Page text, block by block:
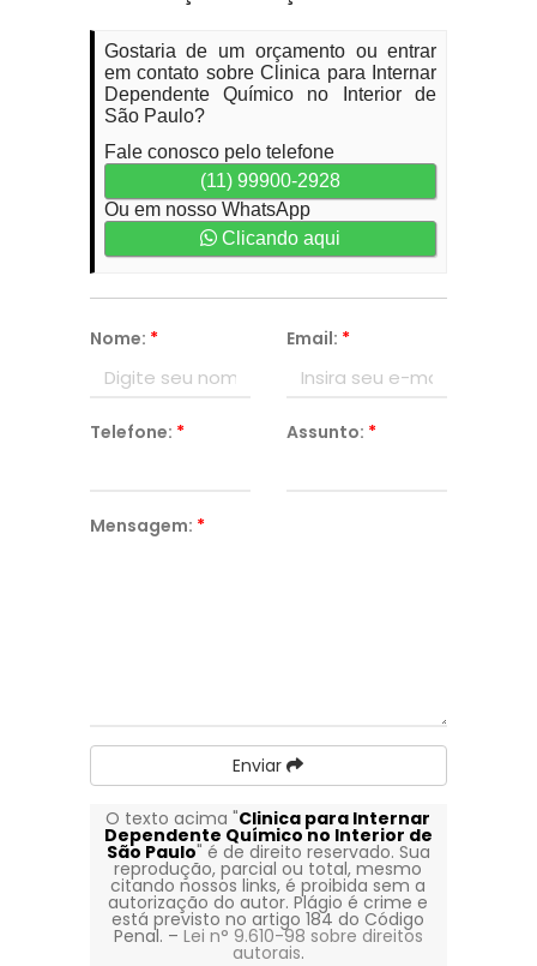
Gostaria de um orçamento ou entrar
em contato sobre Clinica para Internar
Dependente Químico no Interior de
São Paulo?
Fale conosco pelo telefone
(11) 99900-2928
Ou em nosso WhatsApp
Clicando aqui
Nome: * Email: *
Telefone: * Assunto: *
Mensagem: *
Enviar
O texto acima "Clinica para Internar
Dependente Químico no Interior de
São Paulo" é de direito reservado. Sua
reprodução, parcial ou total, mesmo
citando nossos links, é proibida sem a
autorização do autor. Plágio é crime e
está previsto no artigo 184 do Código
Penal. – Lei n° 9.610-98 sobre direitos
autorais.